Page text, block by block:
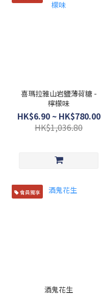
喜瑪拉雅山岩鹽薄荷糖 -
檸檬味
HK$6.90 ~ HK$780.00
HK$1,036.80
會員獨享
酒鬼花生